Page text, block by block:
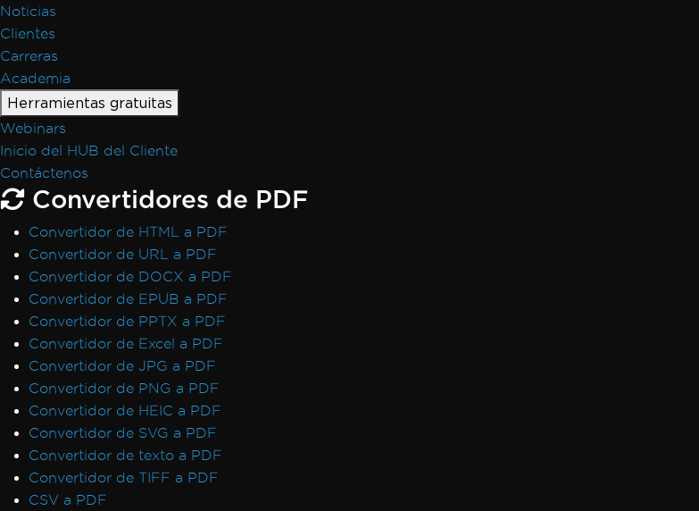
Noticias
Clientes
Carreras
Academia
Herramientas gratuitas
Webinars
Inicio del HUB del Cliente
Contáctenos
Convertidores de PDF
Convertidor de HTML a PDF
Convertidor de URL a PDF
Convertidor de DOCX a PDF
Convertidor de EPUB a PDF
Convertidor de PPTX a PDF
Convertidor de Excel a PDF
Convertidor de JPG a PDF
Convertidor de PNG a PDF
Convertidor de HEIC a PDF
Convertidor de SVG a PDF
Convertidor de texto a PDF
Convertidor de TIFF a PDF
CSV a PDF